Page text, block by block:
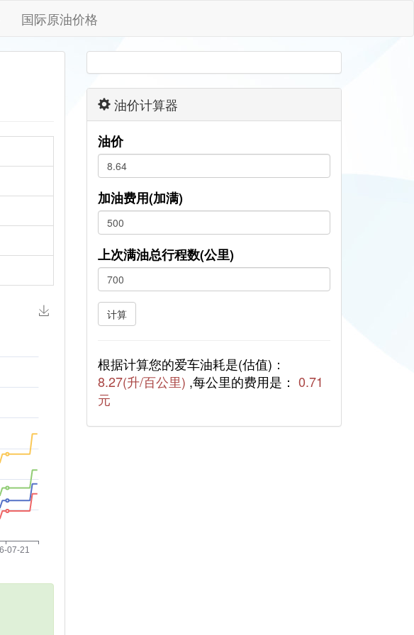
国际原油价格
油价计算器
油价
加油费用(加满)
上次满油总行程数(公里)
计算
根据计算您的爱车油耗是(估值)：
8.27(升/百公里) ,每公里的费用是： 0.71
元